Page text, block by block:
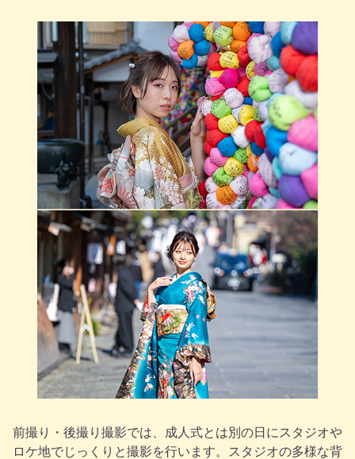
前撮り・後撮り撮影では、成人式とは別の日にスタジオや
ロケ地でじっくりと撮影を行います。スタジオの多様な背